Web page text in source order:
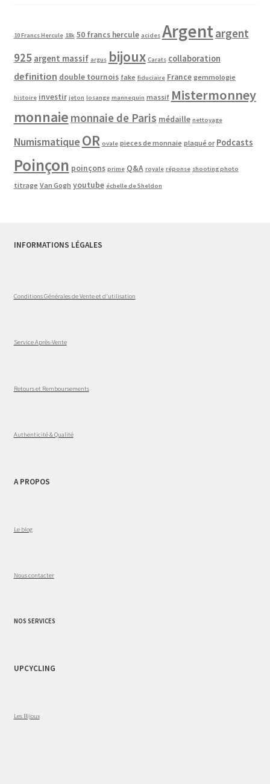
10 Francs Hercule 18k 50 francs hercule acides Argentargent
925 argent massif argus bijoux Carats collaboration
definition double tournois fake fiduciaire France gemmologie
histoire investir jeton losange mannequin massif Mistermonney
monnaie monnaie de Paris médaille nettoyage
Numismatique OR ovale pieces de monnaie plaqué or Podcasts
Poinçon poinçons prime Q&A royale réponse shooting photo
titrage Van Gogh youtube échelle de Sheldon
INFORMATIONS LÉGALES
Conditions Générales de Vente et d'utilisation
Service Après-Vente
Retours et Remboursements
Authenticité & Qualité
A PROPOS
Le blog
Nous contacter
NOS SERVICES
UPCYCLING
Les Bijoux